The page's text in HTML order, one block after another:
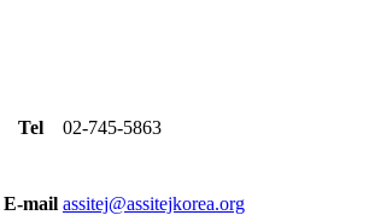
Tel 02-745-5863
E-mail assitej@assitejkorea.org